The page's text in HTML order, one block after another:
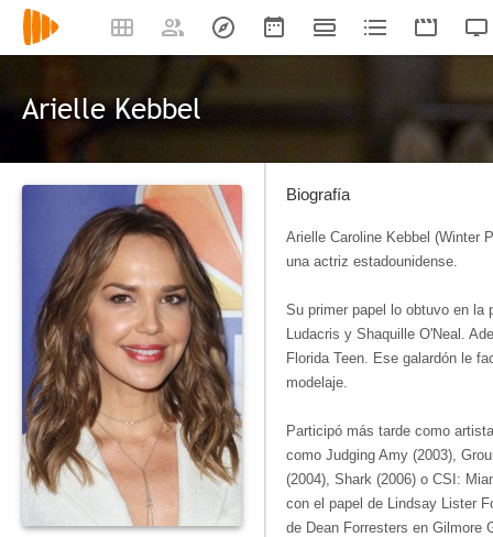
Arielle Kebbel
Biografía
Arielle Caroline Kebbel (Winter
una actriz estadounidense.
Su primer papel lo obtuvo en la
Ludacris y Shaquille O'Neal.
Florida Teen. Ese galardón le
modelaje.
Participó más tarde como
como Judging Amy (2003),
(2004), Shark (2006) o CSI:
con el papel de Lindsay Lister
de Dean Forresters en Gilmore